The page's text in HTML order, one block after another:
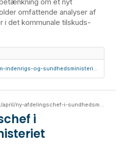
omfattende analyser af
i det kommunale tilskuds-
betaenkning-nr-1437-indenrigs-og-sundhedsministeriet-januar-2004
ny-afdelingschef-i-sundhedsministeriet
i